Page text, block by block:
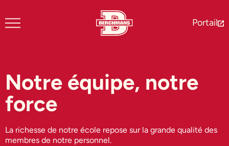
Portail
Notre équipe, notre
force
La richesse de notre école repose sur la grande qualité des
membres de notre personnel.